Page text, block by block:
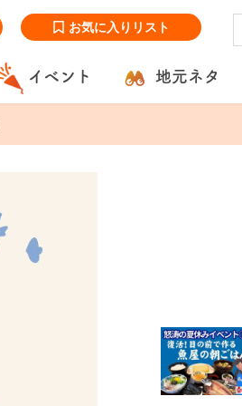
お気に入りリスト
イベント 地元ネタ